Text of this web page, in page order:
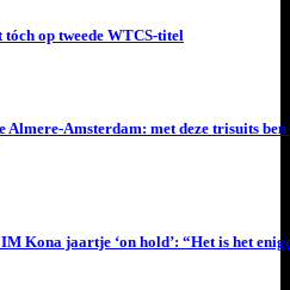
op tweede WTCS-titel
Almere-Amsterdam: met deze trisuits ben
Kona jaartje ‘on hold’: “Het is het